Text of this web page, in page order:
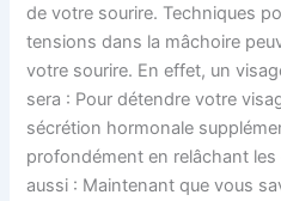
de votre sourire. Techniques
tensions dans la mâchoire
votre sourire. En effet, un
sera : Pour détendre votre
sécrétion hormonale
profondément en relâchant les
aussi : Maintenant que vous